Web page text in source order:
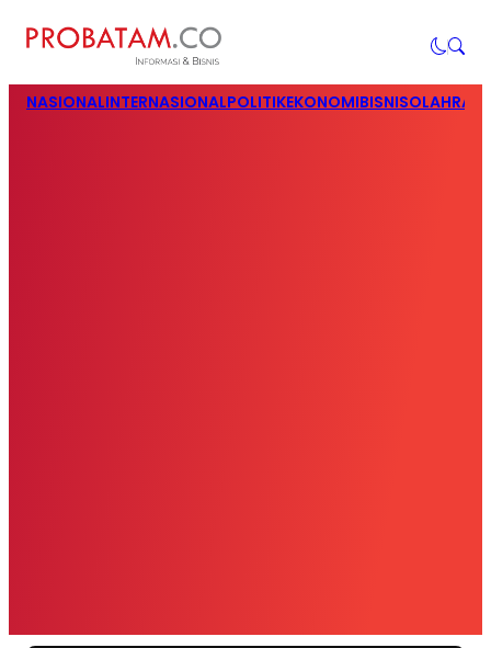
NASIONALINTERNASIONALPOLITIKEKONOMIBISNIS